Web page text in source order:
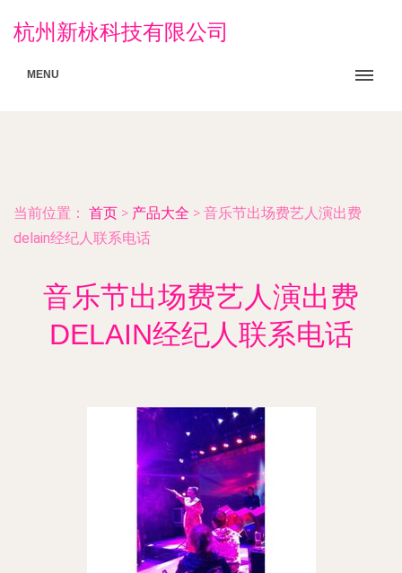
杭州新栐科技有限公司
MENU
当前位置： 首页 > 产品大全 > 音乐节出场费艺人演出费
delain经纪人联系电话
音乐节出场费艺人演出费
DELAIN经纪人联系电话